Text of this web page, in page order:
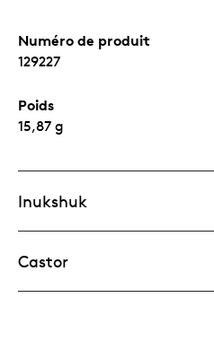
Numéro de produit
129227
Poids
15,87 g
Inukshuk
Castor